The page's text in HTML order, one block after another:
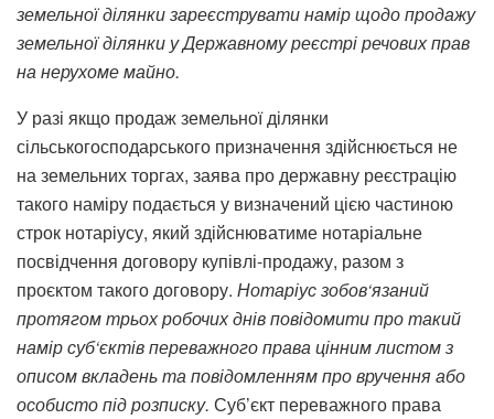
земельної ділянки зареєструвати намір щодо продажу
земельної ділянки у Державному реєстрі речових прав
на нерухоме майно.
У разі якщо продаж земельної ділянки
сільськогосподарського призначення здійснюється не
на земельних торгах, заява про державну реєстрацію
такого наміру подається у визначений цією частиною
строк нотаріусу, який здійснюватиме нотаріальне
посвідчення договору купівлі-продажу, разом з
проєктом такого договору. Нотаріусзобов‘язаний
протягомтрьохробочихднівповідомитипротакий
намірсуб‘єктівпереважногоправаціннимлистомз
описомвкладеньтаповідомленнямпроврученняабо
особистопідрозписку. Суб’єкт переважного права